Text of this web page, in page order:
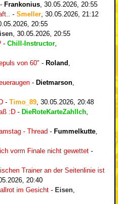
- Frankonius 30.05.2026, 20:55
- Smeller 30.05.2026, 21:12
20:55
30.05.2026, 20:55
- Chill-Instructor
von 60" - Roland
- Dietmarson
- Timo_89 30.05.2026, 20:48
:D - DieRoteKarteZahlIch
- Thread - Fummelkutte
vorm Finale nicht gewettet -
Trainer an der Seitenlinie ist
20:40
im Gesicht - Eisen